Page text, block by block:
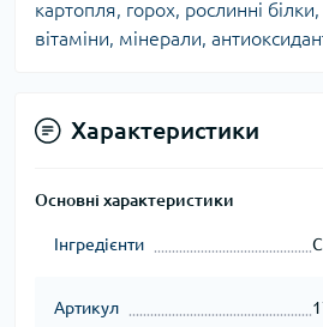
картопля, горох, рослинні
вітаміни, мінерали,
Характеристики
Основні характеристики
Інгредієнти
Артикул